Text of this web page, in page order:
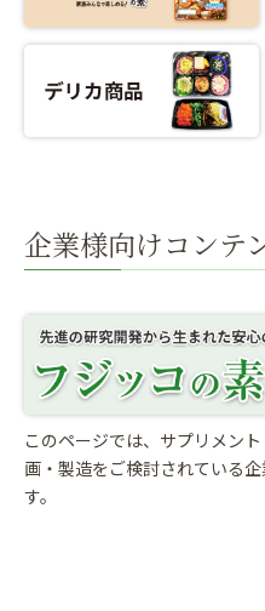
企業様向けコンテ
このページでは、サプリメン
画・製造をご検討されている
す。